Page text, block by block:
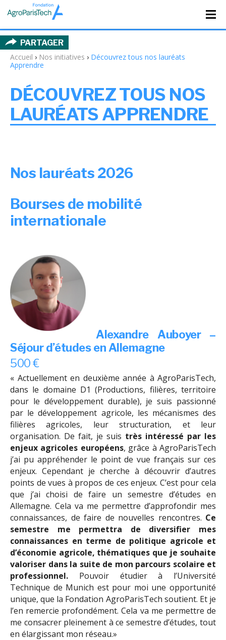
PARTAGER
Accueil › Nos initiatives › Découvrez tous nos lauréats
Apprendre
DÉCOUVREZ TOUS NOS
LAURÉATS APPRENDRE
Nos lauréats 2026
Bourses de mobilité
internationale
Alexandre Auboyer –
Séjour d’études en Allemagne
500 €
« Actuellement en deuxième année à AgroParisTech,
dans le domaine D1 (Productions, filières, territoire
pour le développement durable), je suis passionné
par le développement agricole, les mécanismes des
filières agricoles, leur structuration, et leur
organisation. De fait, je suis très intéressé par les
enjeux agricoles européens, grâce à AgroParisTech
j’ai pu appréhender le point de vue français sur ces
enjeux. Cependant je cherche à découvrir d’autres
points de vues à propos de ces enjeux. C’est pour cela
que j’ai choisi de faire un semestre d’études en
Allemagne. Cela va me permettre d’approfondir mes
connaissances, de faire de nouvelles rencontres. Ce
semestre me permettra de diversifier mes
connaissances en terme de politique agricole et
d’économie agricole, thématiques que je souhaite
valoriser dans la suite de mon parcours scolaire et
professionnel. Pouvoir étudier à l’Université
Technique de Munich est pour moi une opportunité
unique, que la Fondation AgroParisTech soutient. Et je
l’en remercie profondément. Cela va me permettre de
me consacrer pleinement à ce semestre d’études, tout
en élargissant mon réseau.»